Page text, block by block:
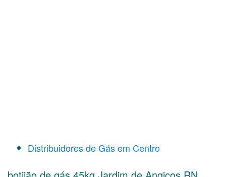
Distribuidores de Gás em Centro